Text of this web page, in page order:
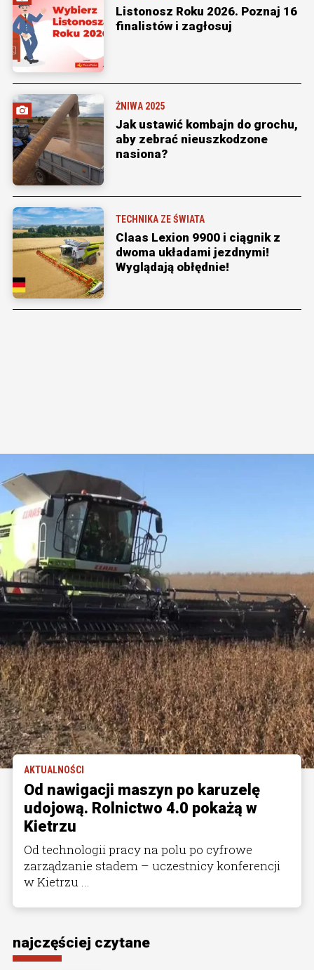
Listonosz Roku 2026. Poznaj 16
finalistów i zagłosuj
ŻNIWA 2025
Jak ustawić kombajn do grochu,
aby zebrać nieuszkodzone
nasiona?
TECHNIKA ZE ŚWIATA
Claas Lexion 9900 i ciągnik z
dwoma układami jezdnymi!
Wyglądają obłędnie!
AKTUALNOŚCI
Od nawigacji maszyn po karuzelę
udojową. Rolnictwo 4.0 pokażą w
Kietrzu
Od technologii pracy na polu po cyfrowe
zarządzanie stadem – uczestnicy konferencji
w Kietrzu ...
najczęściej czytane